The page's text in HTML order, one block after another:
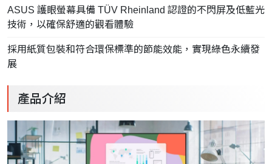
ASUS 護眼螢幕具備 TÜV Rheinland 認證的不閃屏及低藍光
技術，以確保舒適的觀看體驗
採用紙質包裝和符合環保標準的節能效能，實現綠色永續發
展
產品介紹